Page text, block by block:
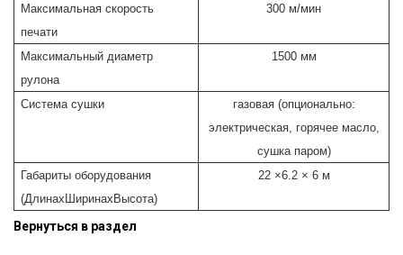
Максимальная скорость
печати
300 м/мин
Максимальный диаметр
рулона
1500 мм
Система сушки газовая (опционально:
электрическая, горячее масло,
сушка паром)
Габариты оборудования
(ДлинахШиринахВысота)
22 ×6.2 × 6 м
Вернуться в раздел